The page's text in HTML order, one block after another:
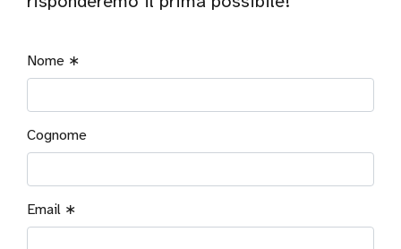
prodotti
categoria
Disabilità
Nome ∗
Cognome
Email ∗